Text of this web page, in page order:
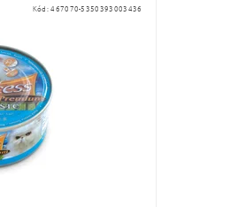
Kód:467070-5350393003436